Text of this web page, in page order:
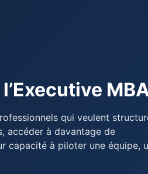
qui veulent
accéder à davantage de
capacité à piloter une équipe,